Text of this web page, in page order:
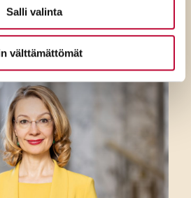
Salli valinta
välttämättömät
selkeät ohjeet